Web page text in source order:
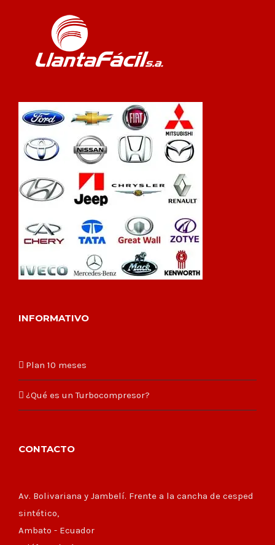
INFORMATIVO
Plan 10 meses
¿Qué es un Turbocompresor?
CONTACTO
Av. Bolivariana y Jambelí. Frente a la cancha de cesped
sintético,
Ambato - Ecuador